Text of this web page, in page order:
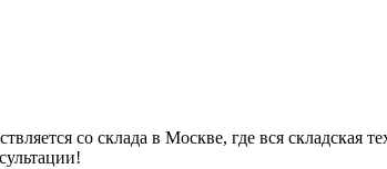
со склада в Москве, где вся складская